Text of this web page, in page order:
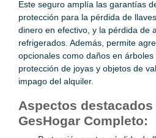
Este seguro amplía las garantías
protección para la pérdida de
dinero en efectivo, y la pérdida de
refrigerados. Además, permite
opcionales como daños en árboles
protección de joyas y objetos de
impago del alquiler.
Aspectos destacados
GesHogar Completo: